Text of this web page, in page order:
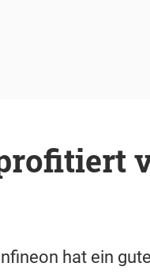
hat ein